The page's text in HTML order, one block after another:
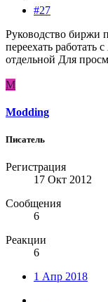
#27
Руководство биржи
переехать работать
отдельной Для
M
Modding
Писатель
Регистрация
17 Окт 2012
Сообщения
6
Реакции
6
1 Апр 2018